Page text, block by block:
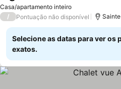
Casa/apartamento inteiro
/ Pontuação não disponível
Selecione as datas para ver os
exatos.